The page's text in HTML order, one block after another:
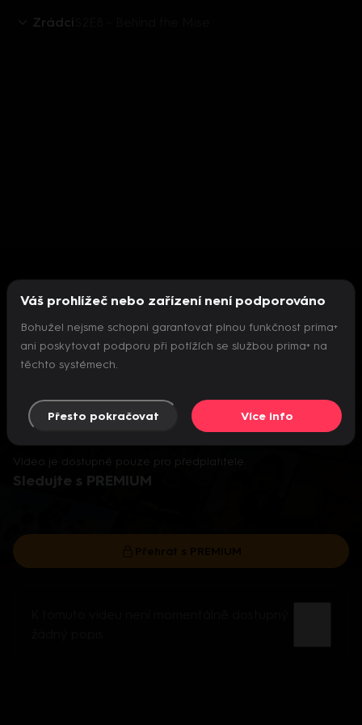
Zrádci
Video je dostupné pouze pro předplatitele.
Sledujte s PREMIUM
Přehrát s PREMIUM
Váš prohlížeč nebo zařízení není podporováno
Bohužel nejsme schopni garantovat plnou funkčnost prima+
ani poskytovat podporu při potížích se službou prima+ na
těchto systémech.
Přesto pokračovat Více info